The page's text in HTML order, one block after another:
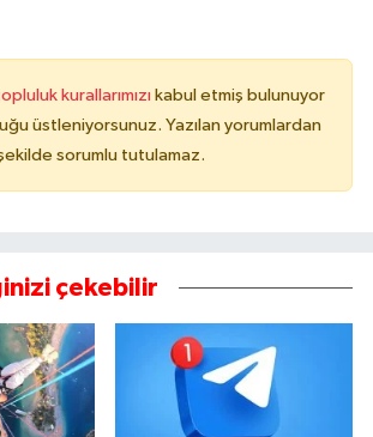
kurallarımızı kabul etmiş bulunuyor
üstleniyorsunuz. Yazılan yorumlardan
sorumlu tutulamaz.
çekebilir